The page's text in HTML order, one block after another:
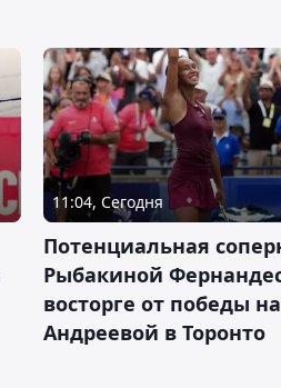
11:04, Сегодня
Потенциальная
Рыбакиной
восторге от победы
Андреевой в Торонто